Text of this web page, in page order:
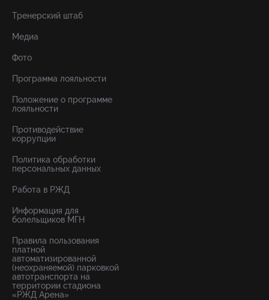
Тренерский штаб
Медиа
Фото
Программа лояльности
Положение о программе
лояльности
Противодействие
коррупции
Политика обработки
персональных данных
Работа в РЖД
Информация для
болельщиков МГН
Правила пользования
платной
автоматизированной
(неохраняемой) парковкой
автотранспорта на
территории стадиона
«РЖД Арена»